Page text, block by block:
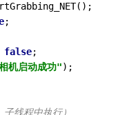
;
false;
机启动成功");
线程中执行）